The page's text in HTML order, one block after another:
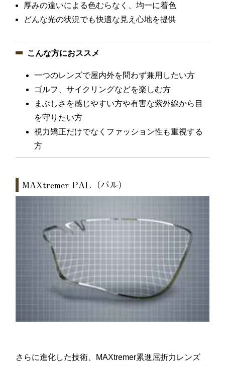
厚みの違いによる色むらなく、均一に着色
どんな光の状況でも快適な見え心地を提供
こんな方におススメ
一つのレンズで屋内外を問わず兼用したい方
ゴルフ、サイクリングなどを楽しむ方
まぶしさを感じやすい方や有害な紫外線から目
を守りたい方
視力矯正だけでなくファッション性も重視する
方
MAXtremer PAL（パル）
さらに進化した技術、MAXtremer累進屈折力レンズ